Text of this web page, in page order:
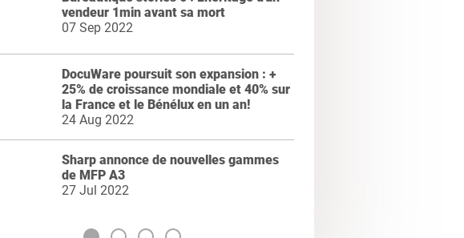
vendeur 1min avant sa mort
07 Sep 2022
DocuWare poursuit son expansion : +
25% de croissance mondiale et 40% sur
la France et le Bénélux en un an!
24 Aug 2022
Sharp annonce de nouvelles gammes
de MFP A3
27 Jul 2022